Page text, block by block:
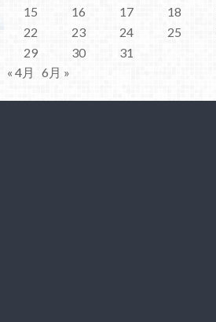
15
16 17 18
22
23 24 25
29
30
31
« 4月
6月 »